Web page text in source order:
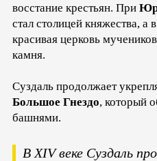
восстание крестьян. При
стал столицей княжества,
красивая церковь
камня.
Суздаль продолжает
Большое Гнездо, который
башнями.
В XIV веке Суздаль